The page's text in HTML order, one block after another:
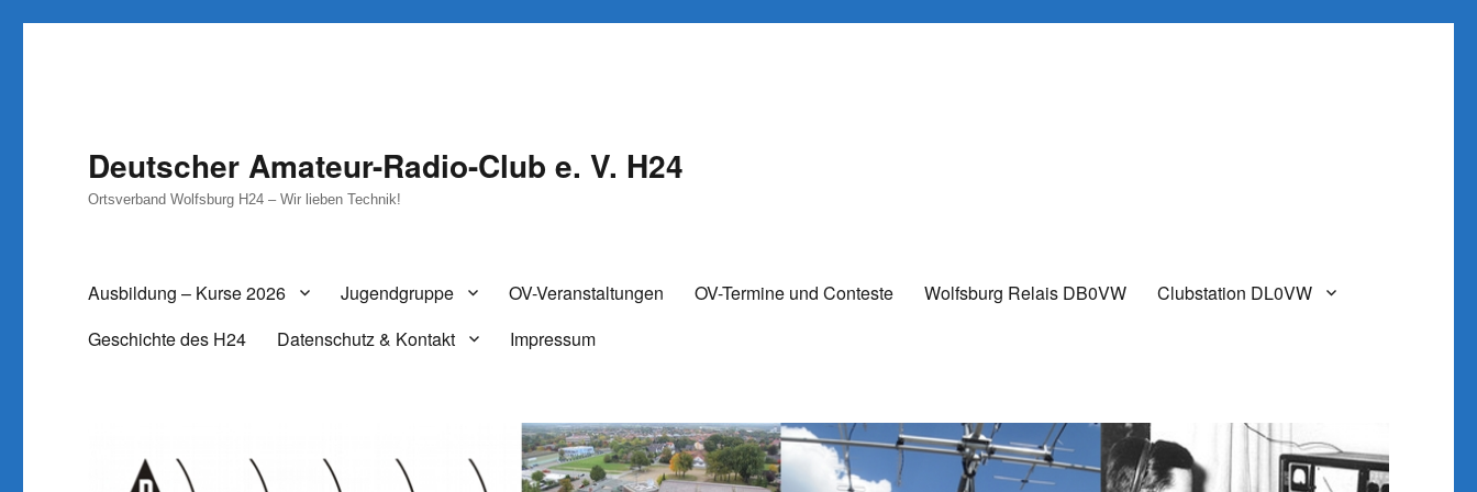
Deutscher Amateur-Radio-Club e. V. H24
Ortsverband Wolfsburg H24 – Wir lieben Technik!
Ausbildung – Kurse 2026 Jugendgruppe OV-Veranstaltungen OV-Termine und Conteste Wolfsburg Relais DB0VW
Clubstation DL0VW
Geschichte des H24
Datenschutz & Kontakt Impressum